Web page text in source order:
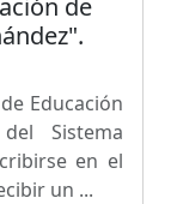
Educación
Sistema
en el
un ...